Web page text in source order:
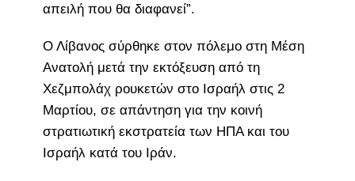
απειλή που θα διαφανεί”.
Ο Λίβανος σύρθηκε στον πόλεμο στη Μέση
Ανατολή μετά την εκτόξευση από τη
Χεζμπολάχ ρουκετών στο Ισραήλ στις 2
Μαρτίου, σε απάντηση για την κοινή
στρατιωτική εκστρατεία των ΗΠΑ και του
Ισραήλ κατά του Ιράν.